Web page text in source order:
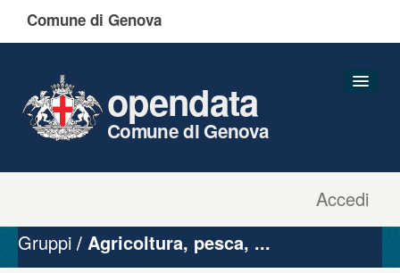
Comune di Genova
Accedi
opendata
Comune di Genova
Organizzazioni
Gruppi
Gruppi Agricoltura, pesca, ...